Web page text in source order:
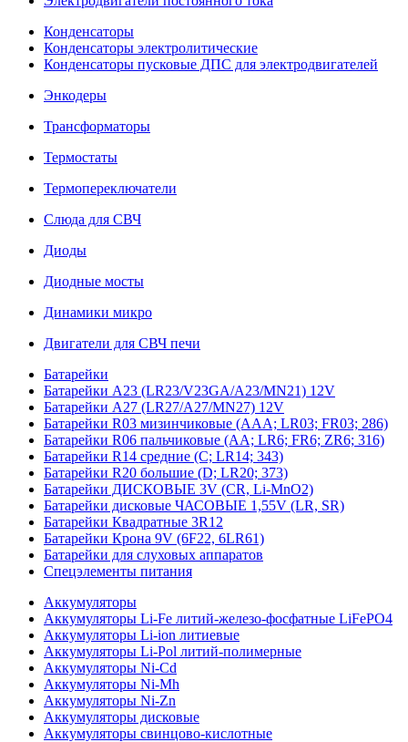
Конденсаторы
Конденсаторы электролитические
Конденсаторы пусковые ДПС для электродвигателей
Энкодеры
Трансформаторы
Термостаты
Термопереключатели
Слюда для СВЧ
Диоды
Диодные мосты
Динамики микро
Двигатели для СВЧ печи
Батарейки
Батарейки A23 (LR23/V23GA/A23/MN21) 12V
Батарейки A27 (LR27/A27/MN27) 12V
Батарейки R03 мизинчиковые (AAA; LR03; FR03; 286)
Батарейки R06 пальчиковые (AA; LR6; FR6; ZR6; 316)
Батарейки R14 средние (C; LR14; 343)
Батарейки R20 большие (D; LR20; 373)
Батарейки ДИСКОВЫЕ 3V (CR, Li-MnO2)
Батарейки дисковые ЧАСОВЫЕ 1,55V (LR, SR)
Батарейки Квадратные 3R12
Батарейки Крона 9V (6F22, 6LR61)
Батарейки для слуховых аппаратов
Спецэлементы питания
Аккумуляторы
Аккумуляторы Li-Fe литий-железо-фосфатные LiFePO4
Аккумуляторы Li-ion литиевые
Аккумуляторы Li-Pol литий-полимерные
Аккумуляторы Ni-Cd
Аккумуляторы Ni-Mh
Аккумуляторы Ni-Zn
Аккумуляторы дисковые
Аккумуляторы свинцово-кислотные